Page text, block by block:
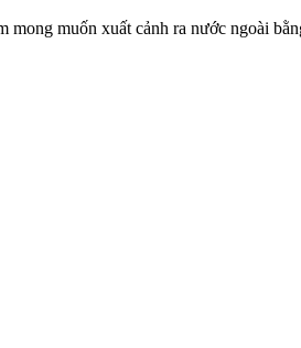
muốn xuất cảnh ra nước ngoài